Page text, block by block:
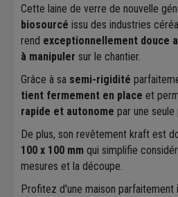
Cette laine de verre de nouvelle
biosourcé issu des industries
rend exceptionnellement douce
à manipuler sur le chantier.
Grâce à sa semi-rigidité
tient fermement en place et
rapide et autonome par une seule
De plus, son revêtement kraft est
100 x 100 mm qui simplifie
mesures et la découpe.
Profitez d'une maison parfaitement